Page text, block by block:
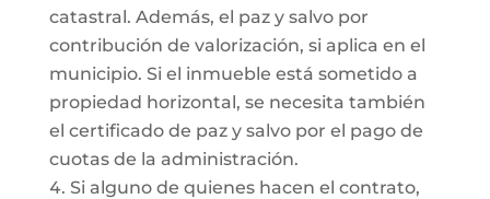
catastral. Además, el paz y salvo por
contribución de valorización, si aplica en el
municipio. Si el inmueble está sometido a
propiedad horizontal, se necesita también
el certificado de paz y salvo por el pago de
cuotas de la administración.
Si alguno de quienes hacen el contrato,